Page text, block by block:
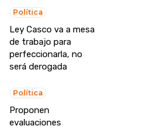
Política
Ley Casco va a mesa
de trabajo para
perfeccionarla, no
será derogada
Política
Proponen
evaluaciones